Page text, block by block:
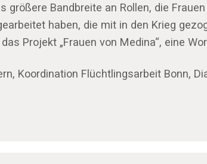
größere Bandbreite an Rollen, die
haben, die mit in den Krieg
Projekt „Frauen von Medina“, eine
Koordination Flüchtlingsarbeit Bonn,